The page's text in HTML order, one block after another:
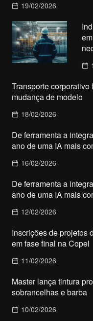
19/02/2026
Transporte
mudança de modelo
18/02/2026
De ferramenta a
ano de uma IA mais
16/02/2026
De ferramenta a
ano de uma IA mais
12/02/2026
Inscrições de projetos
em fase final na Copel
11/02/2026
Master lança tintura
sobrancelhas e barba
10/02/2026